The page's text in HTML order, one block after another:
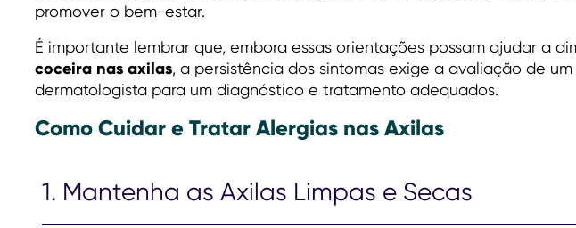
promover o bem-estar.
É importante lembrar que, embora essas orientações possam ajudar a
coceira nas axilas, a persistência dos sintomas exige a avaliação de um
dermatologista para um diagnóstico e tratamento adequados.
Como Cuidar e Tratar Alergias nas Axilas
1. Mantenha as Axilas Limpas e Secas